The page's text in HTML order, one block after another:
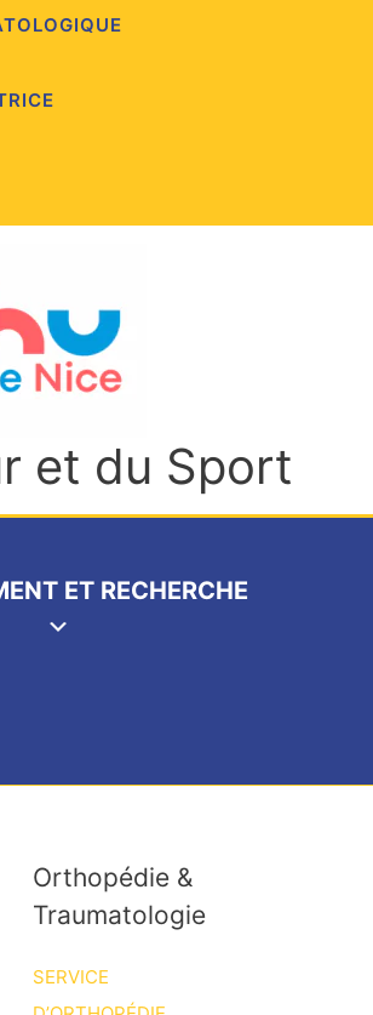
et du Sport
ET RECHERCHE
Orthopédie &
Traumatologie
SERVICE